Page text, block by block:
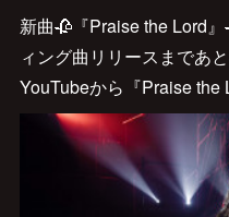
新曲🥀『Praise the Lord
ィング曲リリースまであ
YouTubeから『Praise